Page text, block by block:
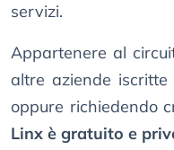
servizi.
Appartenere al
altre aziende
oppure richiedendo
Linx è gratuito e